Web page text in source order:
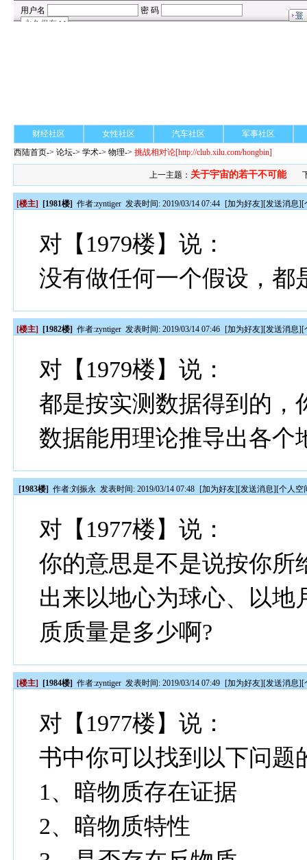
财经社区 女性社区 汽车社区
军事社区
西陆首页->论坛->学术-> 物理->挑战相对论[http://club.xilu.com/hongbin]
上一主题： 关于宇宙的若干不可能
[楼主] [1981楼] 作者:zyntiger 发表时间: 2019/03/14 07:44 [加为好友][发送消息][
对【1979楼】说：
没有做任何一个假设，都
[楼主] [1982楼] 作者:zyntiger 发表时间: 2019/03/14 07:46 [加为好友][发送消息][
对【1979楼】说：
都是按实测数据得到的，
数据能用理论推导出各个
[1983楼] 作者:刘振永 发表时间: 2019/03/14 07:48 [加为好友][发送消息][个人空
对【1977楼】说：
你的意思是不是说按你所
出来以地心为球心、以地
质质量是多少啊?
[楼主] [1984楼] 作者:zyntiger 发表时间: 2019/03/14 07:49 [加为好友][发送消息][
对【1977楼】说：
书中你可以找到以下问题
1、暗物质存在证据
2、暗物质特性